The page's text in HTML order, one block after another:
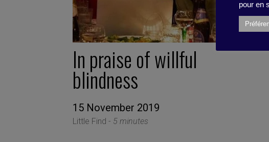
In praise of willful
blindness
15 November 2019
Little Find - 5 minutes
pour en